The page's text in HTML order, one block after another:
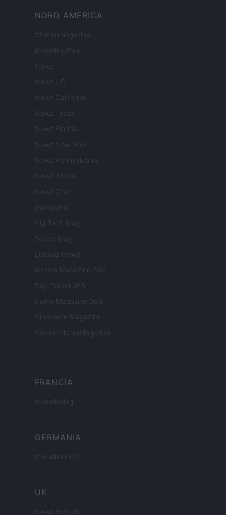
NORD AMERICA
Womanmagazine
Investing Plus
Newz
Newz US
Newz California
Newz Texas
Newz Florida
Newz New York
Newz Pennsylvania
Newz Illinois
Newz Ohio
Gameland
Hig Tech Mag
Scoop Mag
Lgbtqia News
Motors Magazine 365
Day Travel 365
Home Magazine 365
Cineverse Magazine
SecondHomeMagazine
FRANCIA
InvestirMag
GERMANIA
Investieren24
UK
News Hub UK